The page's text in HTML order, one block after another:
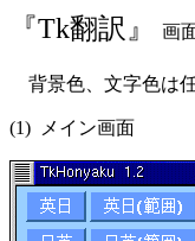
『Tk翻訳』 画
背景色、文字色は
(1) メイン画面